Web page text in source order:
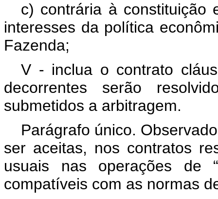
c) contrária à constituição
interesses da política
Fazenda;
V - inclua o contrato
decorrentes serão
submetidos a arbitragem.
Parágrafo único.
ser aceitas, nos contratos
usuais nas operações de
compatíveis com as normas